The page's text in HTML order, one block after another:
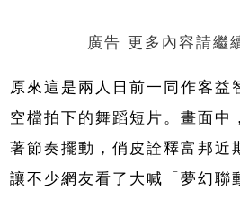
廣告 更多內容請繼
原來這是兩人日前一同作客益
空檔拍下的舞蹈短片。畫面中
著節奏擺動，俏皮詮釋富邦近
讓不少網友看了大喊「夢幻聯